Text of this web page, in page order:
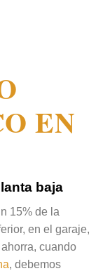
EN
baja
15% de la
en el garaje,
cuando
, debemos